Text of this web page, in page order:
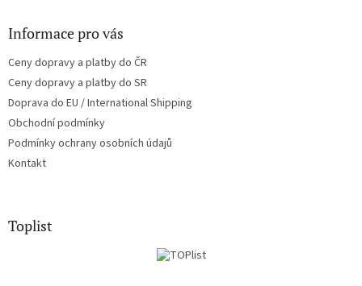
Informace pro vás
Ceny dopravy a platby do ČR
Ceny dopravy a platby do SR
Doprava do EU / International Shipping
Obchodní podmínky
Podmínky ochrany osobních údajů
Kontakt
Toplist